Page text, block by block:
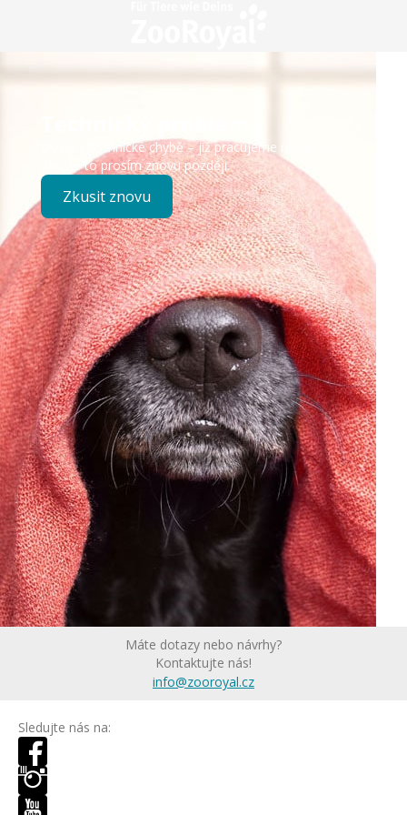
Došlo k technické chybě – již pracujeme na opravě.
Zkuste to prosím znovu později.
Zkusit znovu
Máte dotazy nebo návrhy?
Kontaktujte nás!
info@zooroyal.cz
Sledujte nás na: